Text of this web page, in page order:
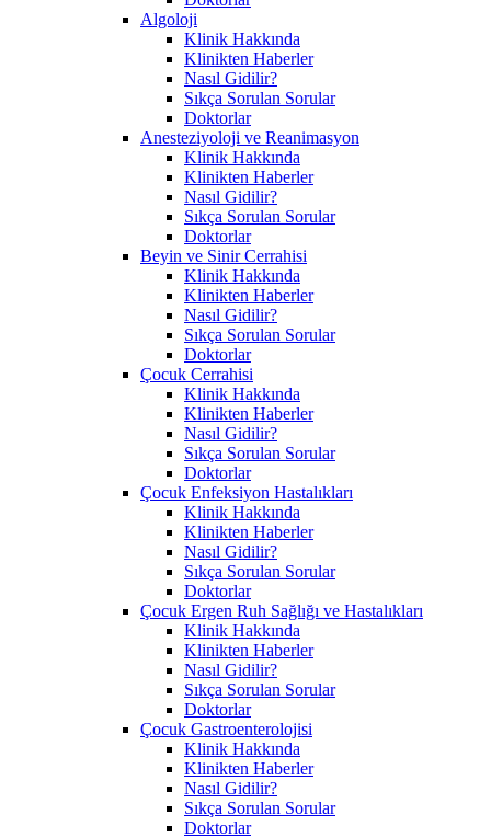
Algoloji
Klinik Hakkında
Klinikten Haberler
Nasıl Gidilir?
Sıkça Sorulan Sorular
Doktorlar
Anesteziyoloji ve Reanimasyon
Klinik Hakkında
Klinikten Haberler
Nasıl Gidilir?
Sıkça Sorulan Sorular
Doktorlar
Beyin ve Sinir Cerrahisi
Klinik Hakkında
Klinikten Haberler
Nasıl Gidilir?
Sıkça Sorulan Sorular
Doktorlar
Çocuk Cerrahisi
Klinik Hakkında
Klinikten Haberler
Nasıl Gidilir?
Sıkça Sorulan Sorular
Doktorlar
Çocuk Enfeksiyon Hastalıkları
Klinik Hakkında
Klinikten Haberler
Nasıl Gidilir?
Sıkça Sorulan Sorular
Doktorlar
Çocuk Ergen Ruh Sağlığı ve Hastalıkları
Klinik Hakkında
Klinikten Haberler
Nasıl Gidilir?
Sıkça Sorulan Sorular
Doktorlar
Çocuk Gastroenterolojisi
Klinik Hakkında
Klinikten Haberler
Nasıl Gidilir?
Sıkça Sorulan Sorular
Doktorlar